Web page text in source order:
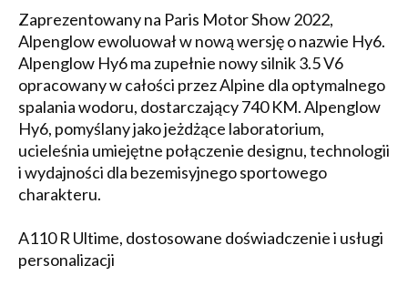
Zaprezentowany na Paris Motor Show 2022,
Alpenglow ewoluował w nową wersję o nazwie Hy6.
Alpenglow Hy6 ma zupełnie nowy silnik 3.5 V6
opracowany w całości przez Alpine dla optymalnego
spalania wodoru, dostarczający 740 KM. Alpenglow
Hy6, pomyślany jako jeżdżące laboratorium,
ucieleśnia umiejętne połączenie designu, technologii
i wydajności dla bezemisyjnego sportowego
charakteru.
A110 R Ultime, dostosowane doświadczenie i usługi
personalizacji